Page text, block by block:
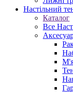
Настільний
Каталог
Все